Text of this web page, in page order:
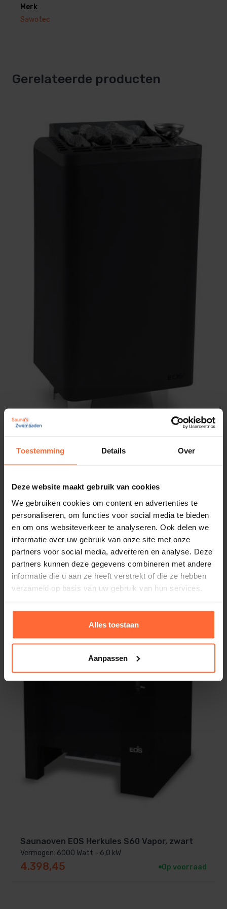
Toestemming Details Over
Deze website maakt gebruik van cookies
We gebruiken cookies om content en advertenties te
personaliseren, om functies voor social media te bieden
en om ons websiteverkeer te analyseren. Ook delen we
informatie over uw gebruik van onze site met onze
partners voor social media, adverteren en analyse. Deze
partners kunnen deze gegevens combineren met andere
informatie die u aan ze heeft verstrekt of die ze hebben
verzameld op basis van uw gebruik van hun services.
Alles toestaan
Aanpassen
het juiste advies, vraag naar de mogelijkheden.
Merk
Sawotec
Gerelateerde producten
Saunaoven EOS Bi-O Tec 9 kW
Vermogen: 9 kW
1.573,95
Saunaoven EOS Herkules S60 Vapor, zwart
Vermogen: 6000 Watt - 6,0 kW
4.398,45 Op voorraad